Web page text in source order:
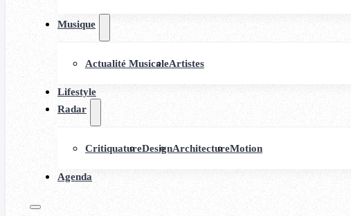
Musique
Actualité MusicaleArtistes
Lifestyle
Radar
CritiquatureDesignArchitectureMotion
Agenda